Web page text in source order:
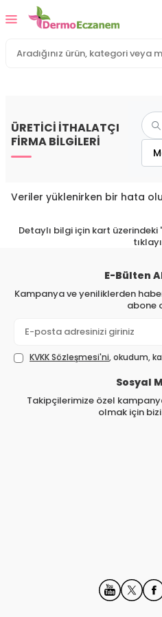
ÜRETİCİ İTHALATÇI
FİRMA BİLGİLERİ
Veriler yüklenirken bir hata
Detaylı bilgi için kart
E-Bülten
Kampanya ve yeniliklerden
abone
KVKK Sözleşmesi'ni, okudum,
Sosyal
Takipçilerimize özel
olmak için